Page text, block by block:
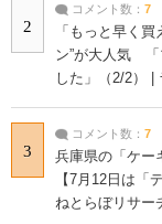
2
コメント数： 7
「もっと早く
ン”が大人気 「
した」（2/2） |
3
コメント数： 7
兵庫県の「ケー
【7月12日は「
ねとらぼリサー